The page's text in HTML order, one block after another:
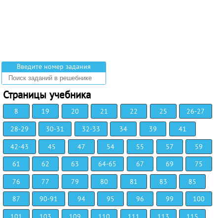
Введите номер задания
Страницы учебника
8 19 20 21 22 25
26-27
28-29
30-31 32-33 34 39
41
42-43
45 47 54 55 57
59
61
62 63 64-65 67 69
75
76
77 79 80 81 83
85
87
90-91 94 95 96 99
100